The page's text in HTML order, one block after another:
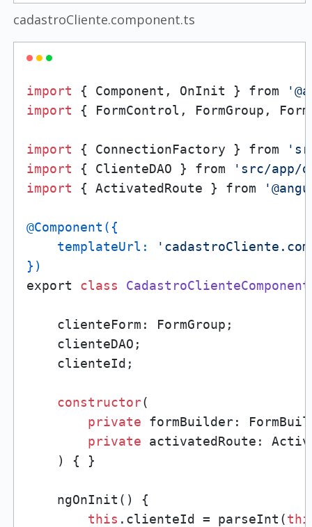
cadastroCliente.component.ts
import { Component, OnInit } from
import { FormControl, FormGroup,
import { ConnectionFactory } from
import { ClienteDAO } from
'src/app/
import { ActivatedRoute } from
@Component({
    templateUrl:
})
export class CadastroClienteComponent
    clienteForm: FormGroup;
    clienteDAO;
    clienteId;
constructor(
private formBuilder:
private activatedRoute:
    ) { }
    ngOnInit() {
this .clienteId = parseInt(